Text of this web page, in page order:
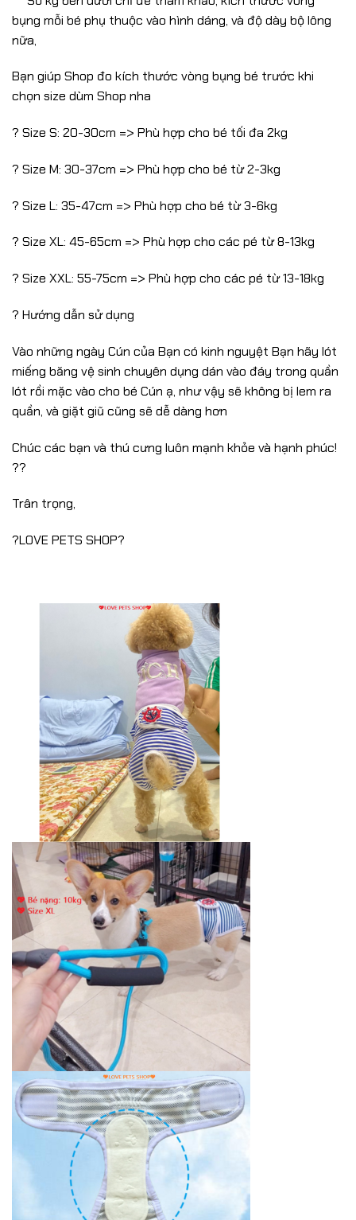
bụng mỗi bé phụ thuộc vào hình dáng, và độ dày bộ lông
nữa,
Bạn giúp Shop đo kích thước vòng bụng bé trước khi
chọn size dùm Shop nha
? Size S: 20-30cm => Phù hợp cho bé tối đa 2kg
? Size M: 30-37cm => Phù hợp cho bé từ 2-3kg
? Size L: 35-47cm => Phù hợp cho bé từ 3-6kg
? Size XL: 45-65cm => Phù hợp cho các pé từ 8-13kg
? Size XXL: 55-75cm => Phù hợp cho các pé từ 13-18kg
? Hướng dẫn sử dụng
Vào những ngày Cún của Bạn có kinh nguyệt Bạn hãy lót
miếng băng vệ sinh chuyên dụng dán vào đáy trong quần
lót rồi mặc vào cho bé Cún ạ, như vậy sẽ không bị lem ra
quần, và giặt giũ cũng sẽ dễ dàng hơn
Chúc các bạn và thú cưng luôn mạnh khỏe và hạnh phúc!
??
Trân trọng,
?LOVE PETS SHOP?